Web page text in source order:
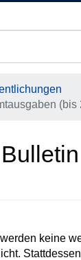
(bis
keine